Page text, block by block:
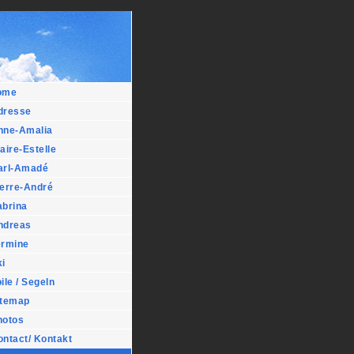
Amalia
Estelle
Amadé
André
/ Segeln
Kontakt